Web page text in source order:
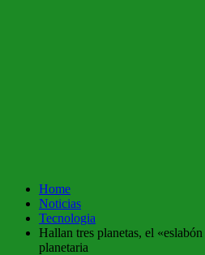
Home
Noticias
Tecnologia
Hallan tres planetas, el
planetaria